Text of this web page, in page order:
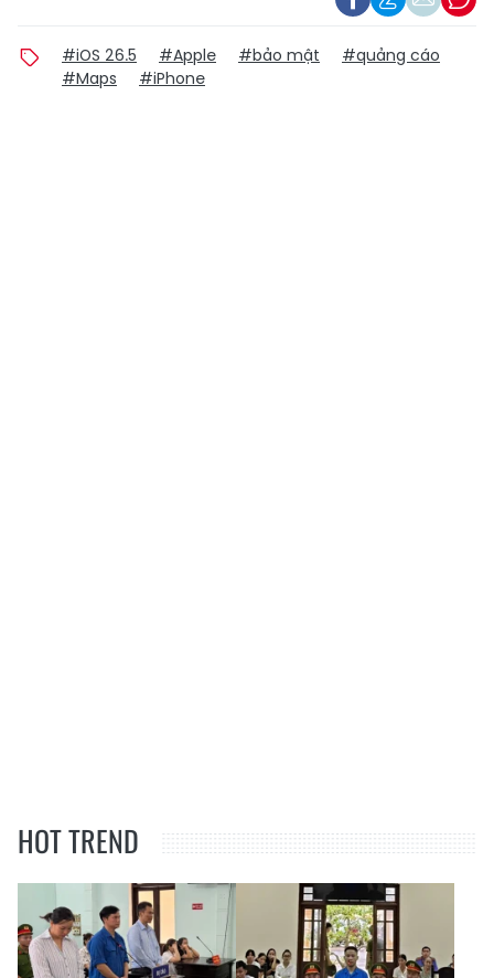
#iOS 26.5 #Apple #bảo mật
#quảng cáo
#Maps
#iPhone
HOT TREND